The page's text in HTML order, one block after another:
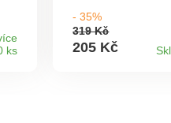
ks
jídlo hned chutná
lépe.Na výběr ze 7
barev.Materiál
- 35%
319 Kč
205 Kč